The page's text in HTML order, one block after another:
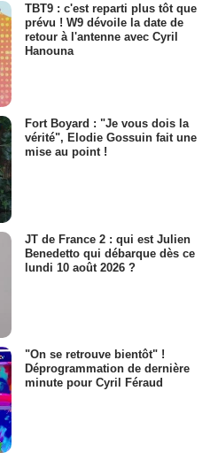
TBT9 : c'est reparti plus tôt que
prévu ! W9 dévoile la date de
retour à l'antenne avec Cyril
Hanouna
Fort Boyard : "Je vous dois la
vérité", Elodie Gossuin fait une
mise au point !
JT de France 2 : qui est Julien
Benedetto qui débarque dès ce
lundi 10 août 2026 ?
"On se retrouve bientôt" !
Déprogrammation de dernière
minute pour Cyril Féraud